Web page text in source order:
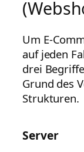
Um E-
auf jeden
drei
Grund des
Strukturen.
Server